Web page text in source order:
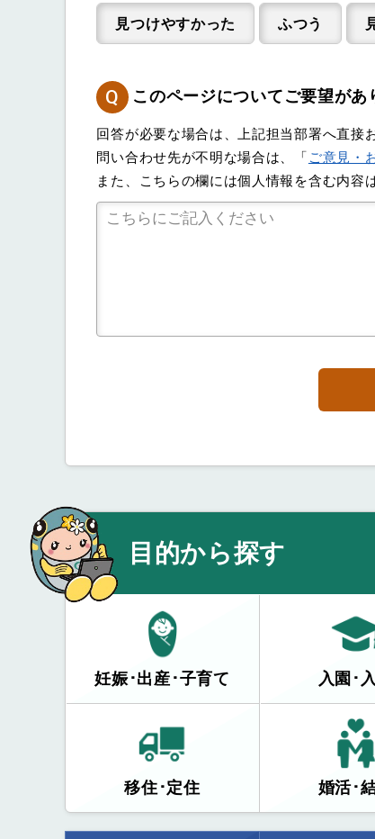
見つけやすかった ふつう
Q このページについてご要望があ
回答が必要な場合は、上記担当部署へ直接
問い合わせ先が不明な場合は、「 ご意見・
また、こちらの欄には個人情報を含む内容
目的から探す
妊娠･出産･子育て 入園･
移住･定住 婚活･